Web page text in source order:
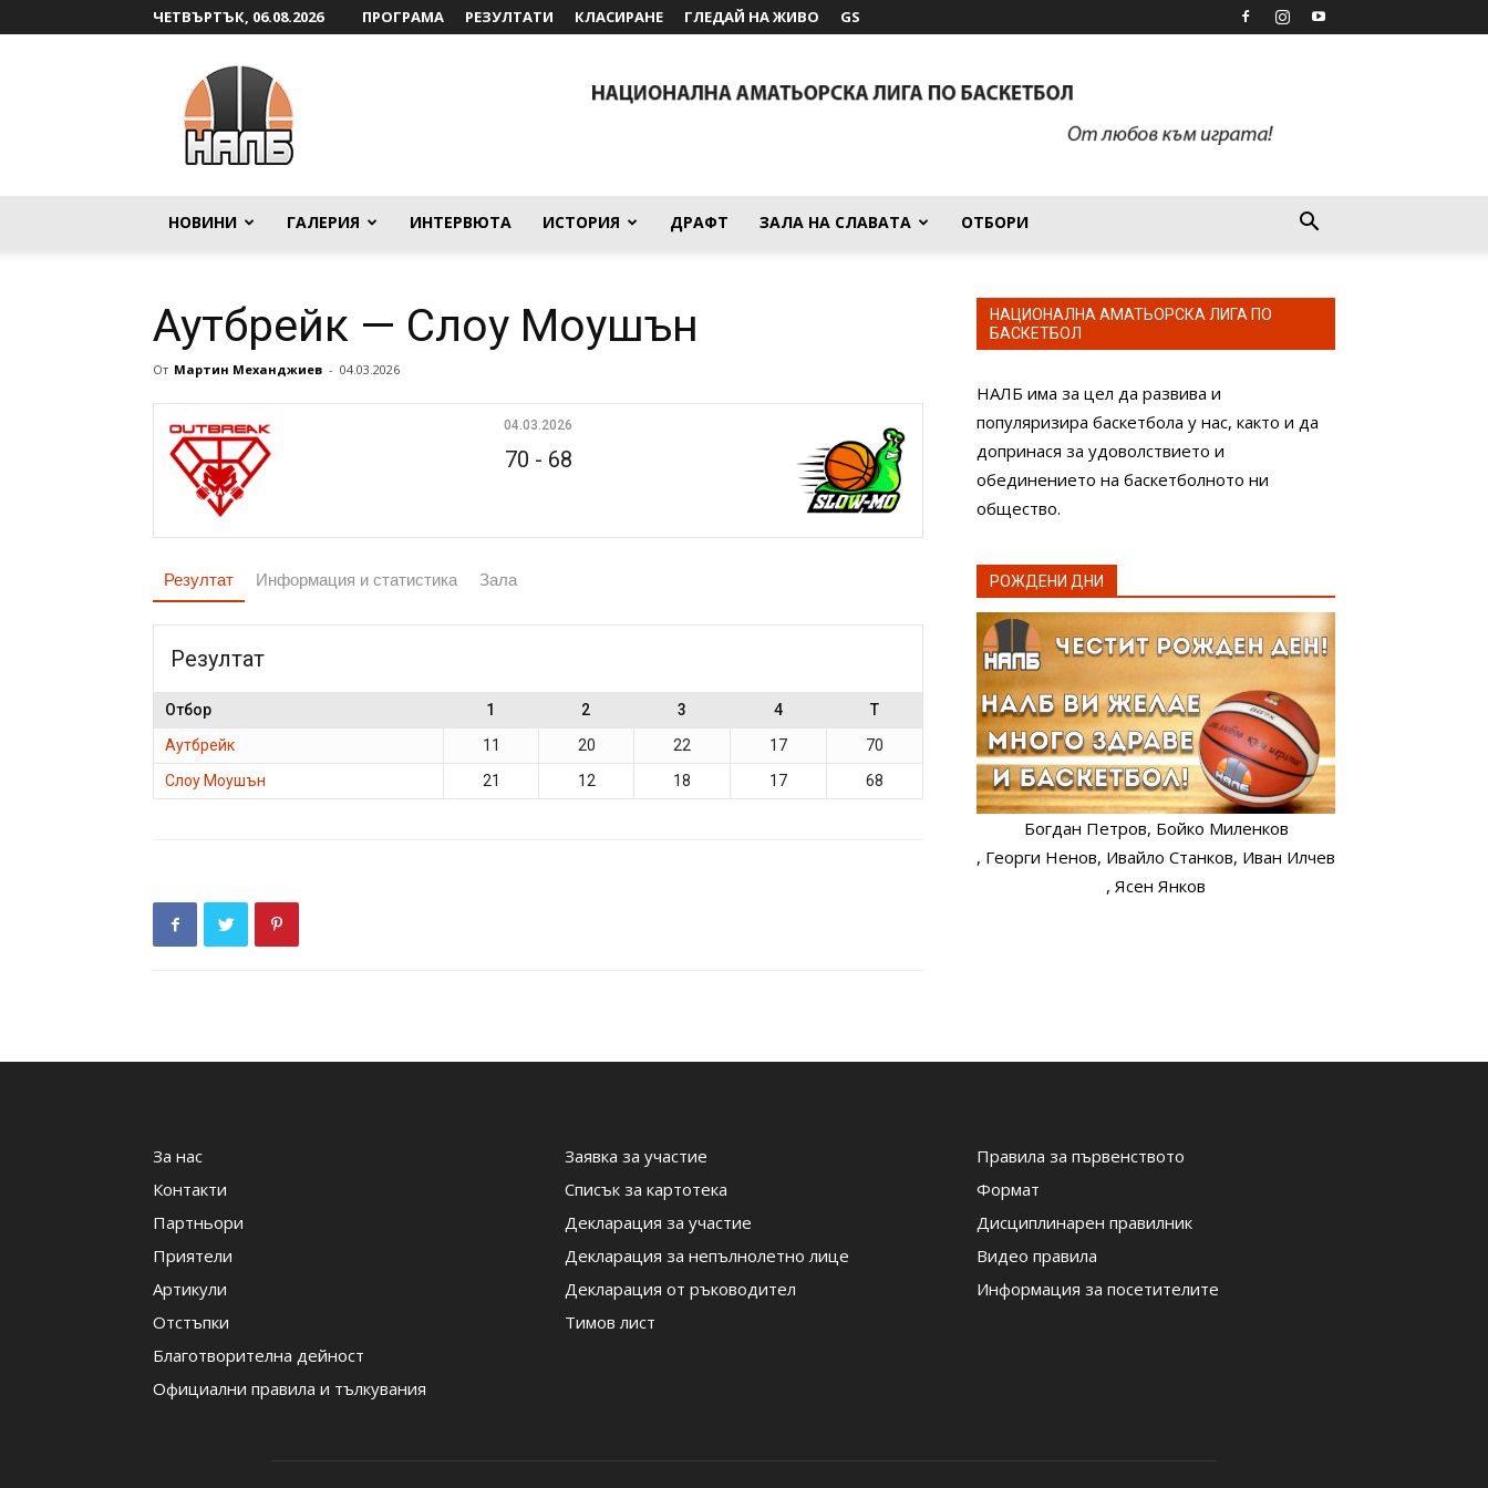
ЧЕТВЪРТЪК, 06.08.2026 ПРОГРАМА РЕЗУЛТАТИ КЛАСИРАНЕ ГЛЕДАЙ НА ЖИВО GS
НОВИНИ ГАЛЕРИЯ ИНТЕРВЮТА ИСТОРИЯ ДРАФТ ЗАЛА НА СЛАВАТА ОТБОРИ
Аутбрейк — Слоу Моушън
От Мартин Механджиев - 04.03.2026
04.03.2026
70 - 68
Резултат Информация и статистика Зала
Резултат
Отбор 1 2 3 4
T
Аутбрейк
11 20 22 17
70
Слоу Моушън
21 12 18 17 68
НАЦИОНАЛНА АМАТЬОРСКА ЛИГА ПО
БАСКЕТБОЛ
НАЛБ има за цел да развива и
популяризира баскетбола у нас, както и да
допринася за удоволствието и
обединението на баскетболното ни
общество.
РОЖДЕНИ ДНИ
Богдан Петров, Бойко Миленков
, Георги Ненов, Ивайло Станков, Иван Илчев
, Ясен Янков
За нас
Контакти
Партньори
Приятели
Артикули
Отстъпки
Благотворителна дейност
Официални правила и тълкувания
Заявка за участие
Списък за картотека
Декларация за участие
Декларация за непълнолетно лице
Декларация от ръководител
Тимов лист
Правила за първенството
Формат
Дисциплинарен правилник
Видео правила
Информация за посетителите